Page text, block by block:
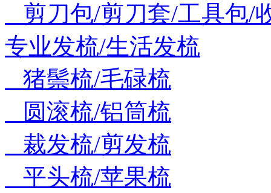
剪刀包/剪刀套/工具包/
专业发梳/生活发梳
猪鬃梳/毛碌梳
圆滚梳/铝筒梳
裁发梳/剪发梳
平头梳/苹果梳